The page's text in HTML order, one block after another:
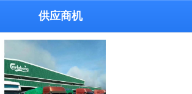
供应商机